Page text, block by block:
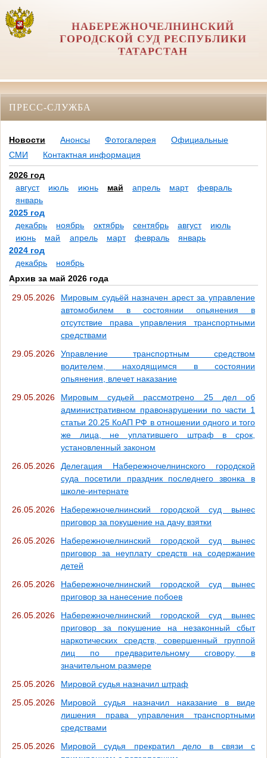
НАБЕРЕЖНОЧЕЛНИНСКИЙ
ГОРОДСКОЙ СУД РЕСПУБЛИКИ
ТАТАРСТАН
ПРЕСС-СЛУЖБА
Новости Анонсы Фотогалерея
Официальные
СМИ
Контактная информация
2026 год
август
июль июнь май апрель март
февраль
январь
2025 год
декабрь
ноябрь октябрь сентябрь август
июль
июнь
май апрель март февраль
январь
2024 год
декабрь
ноябрь
Архив за май 2026 года
29.05.2026
Мировым судьёй назначен арест за управление
автомобилем в состоянии опьянения в
отсутствие права управления транспортными
средствами
29.05.2026
Управление транспортным средством
водителем, находящимся в состоянии
опьянения, влечет наказание
29.05.2026
Мировым судьей рассмотрено 25 дел об
административном правонарушении по части 1
статьи 20.25 КоАП РФ в отношении одного и того
же лица, не уплатившего штраф в срок,
установленный законом
26.05.2026
Делегация Набережночелнинского городской
суда посетили праздник последнего звонка в
школе-интернате
26.05.2026
Набережночелнинский городской суд вынес
приговор за покушение на дачу взятки
26.05.2026
Набережночелнинский городской суд вынес
приговор за неуплату средств на содержание
детей
26.05.2026
Набережночелнинский городской суд вынес
приговор за нанесение побоев
26.05.2026
Набережночелнинский городской суд вынес
приговор за покушение на незаконный сбыт
наркотических средств, совершенный группой
лиц по предварительному сговору, в
значительном размере
25.05.2026
Мировой судья назначил штраф
25.05.2026
Мировой судья назначил наказание в виде
лишения права управления транспортными
средствами
25.05.2026
Мировой судья прекратил дело в связи с